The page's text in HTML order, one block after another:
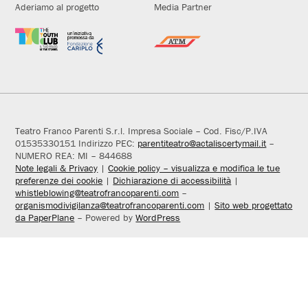
Aderiamo al progetto Media Partner
Teatro Franco Parenti S.r.l. Impresa Sociale – Cod. Fisc/P.IVA
01535330151 Indirizzo PEC: parentiteatro@actaliscertymail.it–
NUMERO REA: MI – 844688
Note legali & Privacy |Cookie policy – visualizza e modifica le tue
preferenze dei cookie | Dichiarazione di accessibilità |
whistleblowing@teatrofrancoparenti.com –
organismodivigilanza@teatrofrancoparenti.com |Sito web progettato
da PaperPlane – Powered byWordPress